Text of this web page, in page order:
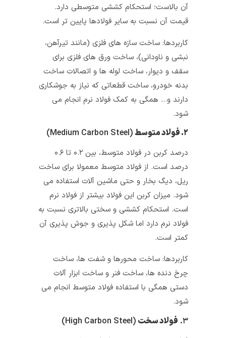
آن بالاست؛ استحکام کششی متوسطی دارد.
قیمت آن نسبت به سایر فولادها پایین‌ تر است.
کاربردها: ساخت سازه‌ های فلزی (مانند تیرآهن،
نبشی و ناودانی)، ساخت ورق‌ های فلزی برای
سقف و دیوار، ساخت لوله‌ ها و اتصالات ساخت
بدنه خودرو، ساخت قطعاتی که نیاز به جوشکاری
دارند و… همگی به کمک فولاد نرم انجام می
(Medium Carbon Steel)
درصد کربن در فولاد متوسط، بین ۰.۲ تا ۰.۶
درصد است. از فولاد متوسط معمولا برای ساخت
ریل، دیگ بخار و حتی ماشین آلات استفاده می
شود. میزان کربن این فولاد بیشتر از فولاد نرم
است. استحکام کششی و سختی بالاتری نسبت به
فولاد نرم دارد اما شکل پذیری و جوش پذیری آن
کمتر است.
کاربردها: ساخت محورها و شفت‌ ها، ساخت
چرخ‌ دنده‌ ها، ساخت فنر و ساخت ابزار آلات
دستی همگی با استفاده فولاد متوسط انجام می
فولاد سخت(High Carbon Steel)